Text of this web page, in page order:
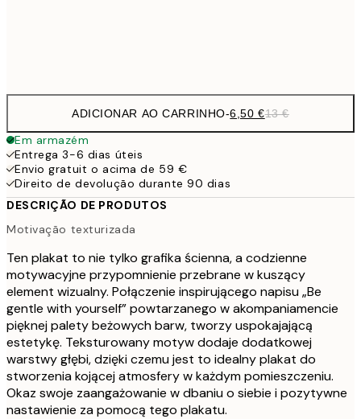
ADICIONAR AO CARRINHO-6,50 €13 €
Em armazém
Entrega 3-6 dias úteis
Envio gratuit o acima de 59 €
Direito de devolução durante 90 dias
DESCRIÇÃO DE PRODUTOS
Motivação texturizada
Ten plakat to nie tylko grafika ścienna, a codzienne
motywacyjne przypomnienie przebrane w kuszący
element wizualny. Połączenie inspirującego napisu „Be
gentle with yourself” powtarzanego w akompaniamencie
pięknej palety beżowych barw, tworzy uspokajającą
estetykę. Teksturowany motyw dodaje dodatkowej
warstwy głębi, dzięki czemu jest to idealny plakat do
stworzenia kojącej atmosfery w każdym pomieszczeniu.
Okaz swoje zaangażowanie w dbaniu o siebie i pozytywne
nastawienie za pomocą tego plakatu.